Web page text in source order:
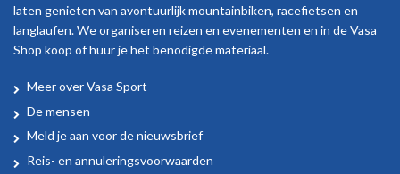
laten genieten van avontuurlijk mountainbiken, racefietsen en
langlaufen. We organiseren reizen en evenementen en in de Vasa
Shop koop of huur je het benodigde materiaal.
Over
Vasa
Sport
Meer over Vasa Sport
De mensen
Meld je aan voor de nieuwsbrief
Reis- en annuleringsvoorwaarden